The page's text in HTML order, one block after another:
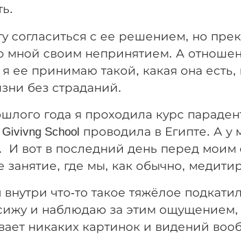
согласиться с ее решением, но
мной своим непринятием. А
ее принимаю такой, какая она
без страданий.
года я проходила курс
School проводила в Египте. А у
И вот в последний день перед моим
занятие, где мы, как обычно,
внутри что-то такое тяжёлое
и наблюдаю за этим
никаких картинок и видений